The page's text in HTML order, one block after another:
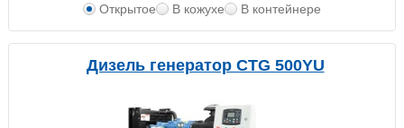
Открытое В кожухе В контейнере
Дизель генератор CTG 500YU